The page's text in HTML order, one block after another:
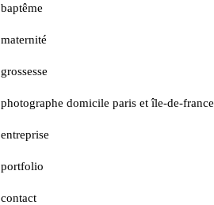
baptême
maternité
grossesse
photographe domicile paris et île-de-france
entreprise
portfolio
contact